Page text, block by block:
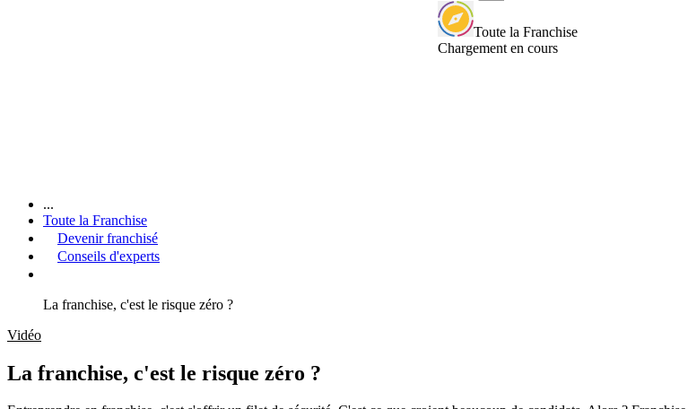
Toute la Franchise
Chargement en cours
...
Toute la Franchise
Devenir franchisé
Conseils d'experts
La franchise, c'est le risque zéro ?
Vidéo
La franchise, c'est le risque zéro ?